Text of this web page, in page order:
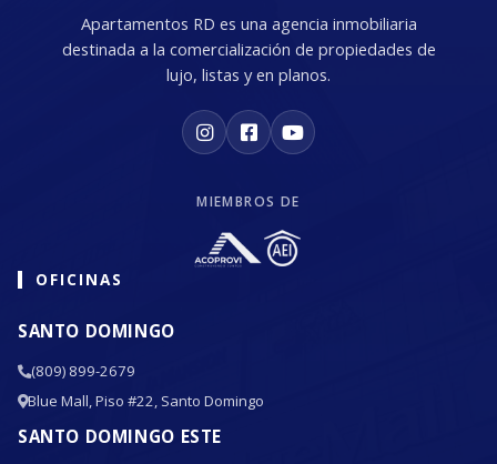
Apartamentos RD es una agencia inmobiliaria
destinada a la comercialización de propiedades de
lujo, listas y en planos.
MIEMBROS DE
OFICINAS
SANTO DOMINGO
(809) 899-2679
Blue Mall, Piso #22, Santo Domingo
SANTO DOMINGO ESTE